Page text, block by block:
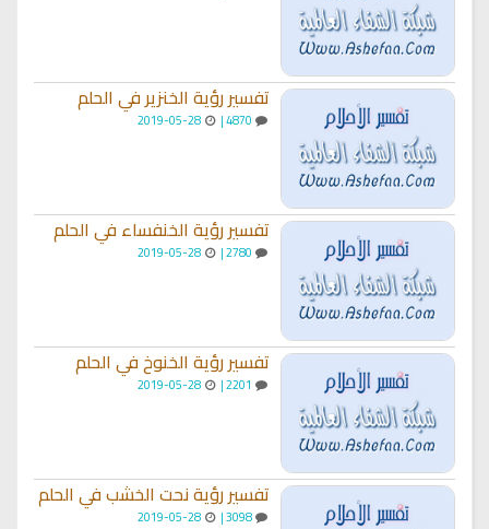
تفسير رؤية الخنزير في الحلم
2019-05-28
تفسير رؤية الخنفساء في الحلم
2019-05-28
تفسير رؤية الخنوخ في الحلم
2019-05-28
تفسير رؤية نحت الخشب في الحلم
3098 |
2019-05-28